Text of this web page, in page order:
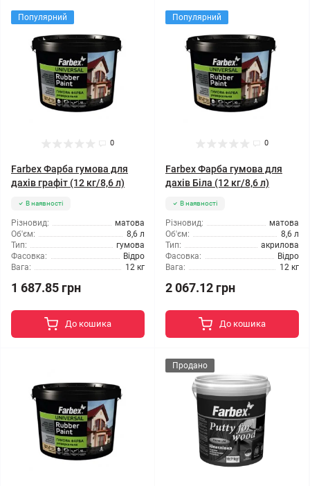
Популярний
0
Farbex Фарба гумова для
дахів графіт (12 кг/8,6 л)
В наявності
Різновид:
матова
Об'єм:
8,6 л
Тип:
гумова
Фасовка:
Відро
Вага:
12 кг
1 687.85 грн
До кошика
Популярний
0
Farbex Фарба гумова для
дахів Біла (12 кг/8,6 л)
В наявності
Різновид:
матова
Об'єм:
8,6 л
Тип:
акрилова
Фасовка:
Відро
Вага:
12 кг
2 067.12 грн
До кошика
Продано